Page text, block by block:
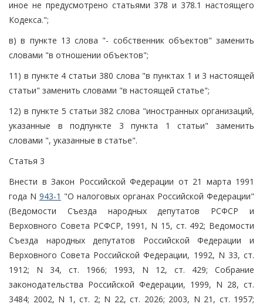
иное не предусмотрено статьями 378 и 378.1 настоящего
Кодекса.";
в) в пункте 13 слова "- собственник объектов" заменить
словами "в отношении объектов";
11) в пункте 4 статьи 380 слова "в пунктах 1 и 3 настоящей
статьи" заменить словами "в настоящей статье";
12) в пункте 5 статьи 382 слова "иностранных организаций,
указанные в подпункте 3 пункта 1 статьи" заменить
словами ", указанные в статье".
Статья 3
Внести в Закон Российской Федерации от 21 марта 1991
года N 943-1 "О налоговых органах Российской Федерации"
(Ведомости Съезда народных депутатов РСФСР и
Верховного Совета РСФСР, 1991, N 15, ст. 492; Ведомости
Съезда народных депутатов Российской Федерации и
Верховного Совета Российской Федерации, 1992, N 33, ст.
1912; N 34, ст. 1966; 1993, N 12, ст. 429; Собрание
законодательства Российской Федерации, 1999, N 28, ст.
3484; 2002, N 1, ст. 2; N 22, ст. 2026; 2003, N 21, ст. 1957;